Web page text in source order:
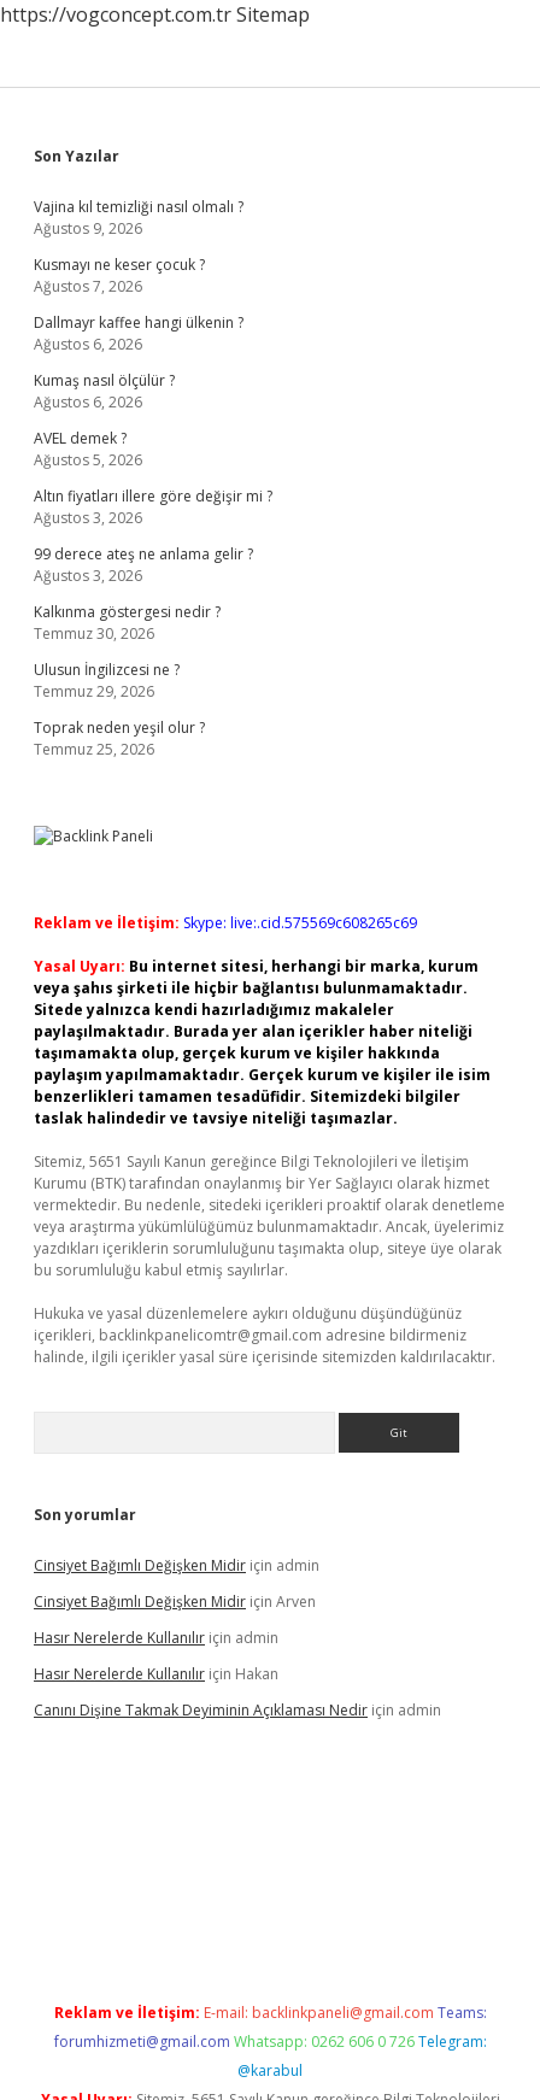
https://vogconcept.com.trSitemap
Sidebar
Son Yazılar
Vajina kıl temizliği nasıl olmalı ?
Ağustos 9, 2026
Kusmayı ne keser çocuk ?
Ağustos 7, 2026
Dallmayr kaffee hangi ülkenin ?
Ağustos 6, 2026
Kumaş nasıl ölçülür ?
Ağustos 6, 2026
AVEL demek ?
Ağustos 5, 2026
Altın fiyatları illere göre değişir mi ?
Ağustos 3, 2026
99 derece ateş ne anlama gelir ?
Ağustos 3, 2026
Kalkınma göstergesi nedir ?
Temmuz 30, 2026
Ulusun İngilizcesi ne ?
Temmuz 29, 2026
Toprak neden yeşil olur ?
Temmuz 25, 2026
Reklam ve İletişim: Skype: live:.cid.575569c608265c69
Yasal Uyarı: Bu internet sitesi, herhangi bir marka, kurum
veya şahıs şirketi ile hiçbir bağlantısı bulunmamaktadır.
Sitede yalnızca kendi hazırladığımız makaleler
paylaşılmaktadır. Burada yer alan içerikler haber niteliği
taşımamakta olup, gerçek kurum ve kişiler hakkında
paylaşım yapılmamaktadır. Gerçek kurum ve kişiler ile isim
benzerlikleri tamamen tesadüfidir. Sitemizdeki bilgiler
taslak halindedir ve tavsiye niteliği taşımazlar.
Sitemiz, 5651 Sayılı Kanun gereğince Bilgi Teknolojileri ve İletişim
Kurumu (BTK) tarafından onaylanmış bir Yer Sağlayıcı olarak hizmet
vermektedir. Bu nedenle, sitedeki içerikleri proaktif olarak denetleme
veya araştırma yükümlülüğümüz bulunmamaktadır. Ancak, üyelerimiz
yazdıkları içeriklerin sorumluluğunu taşımakta olup, siteye üye olarak
bu sorumluluğu kabul etmiş sayılırlar.
Hukuka ve yasal düzenlemelere aykırı olduğunu düşündüğünüz
içerikleri, backlinkpanelicomtr@gmail.com adresine bildirmeniz
halinde, ilgili içerikler yasal süre içerisinde sitemizden kaldırılacaktır.
Son yorumlar
Cinsiyet Bağımlı Değişken Midir için admin
Cinsiyet Bağımlı Değişken Midir için Arven
Hasır Nerelerde Kullanılır için admin
Hasır Nerelerde Kullanılır için Hakan
Canını Dişine Takmak Deyiminin Açıklaması Nedir için admin
Reklam ve İletişim: E-mail: backlinkpaneli@gmail.com Teams:
forumhizmeti@gmail.com Whatsapp: 0262 606 0 726 Telegram:
@karabul